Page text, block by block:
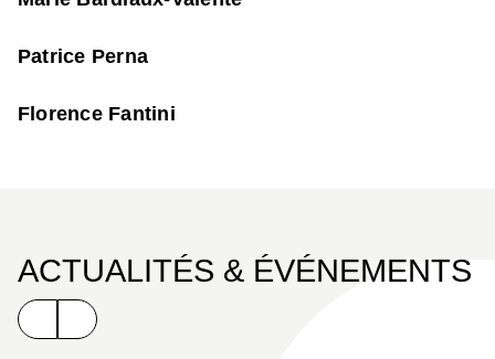
Patrice Perna
Florence Fantini
ACTUALITÉS & ÉVÉNEMENTS